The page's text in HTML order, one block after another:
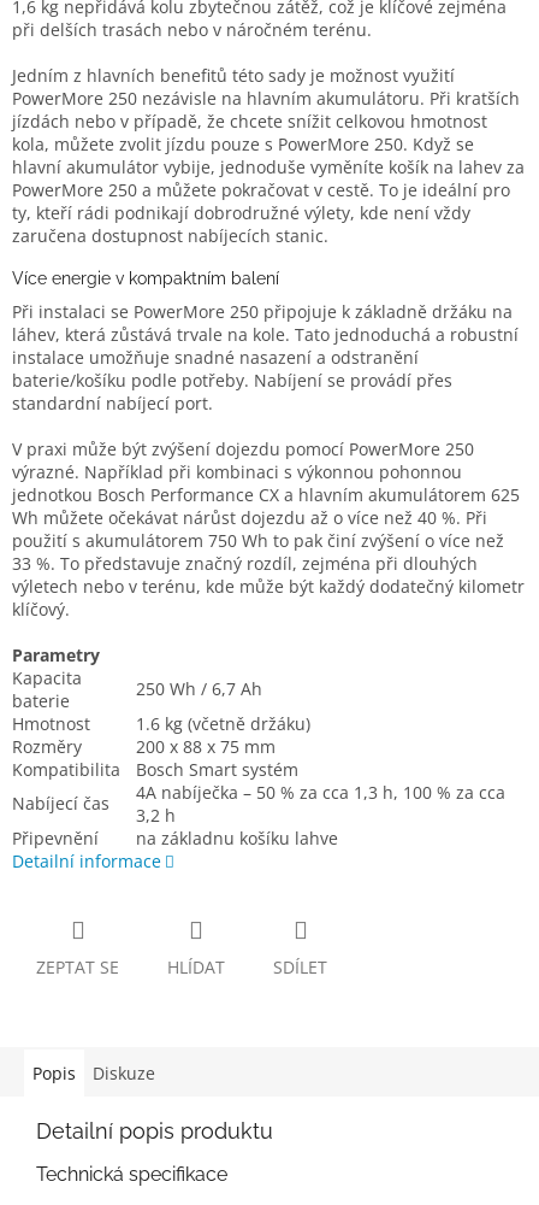
1,6 kg nepřidává kolu zbytečnou zátěž, což je klíčové zejména
při delších trasách nebo v náročném terénu.
Jedním z hlavních benefitů této sady je možnost využití
PowerMore 250 nezávisle na hlavním akumulátoru. Při kratších
jízdách nebo v případě, že chcete snížit celkovou hmotnost
kola, můžete zvolit jízdu pouze s PowerMore 250. Když se
hlavní akumulátor vybije, jednoduše vyměníte košík na lahev za
PowerMore 250 a můžete pokračovat v cestě. To je ideální pro
ty, kteří rádi podnikají dobrodružné výlety, kde není vždy
zaručena dostupnost nabíjecích stanic.
Více energie v kompaktním balení
Při instalaci se PowerMore 250 připojuje k základně držáku na
láhev, která zůstává trvale na kole. Tato jednoduchá a robustní
instalace umožňuje snadné nasazení a odstranění
baterie/košíku podle potřeby. Nabíjení se provádí přes
standardní nabíjecí port.
V praxi může být zvýšení dojezdu pomocí PowerMore 250
výrazné. Například při kombinaci s výkonnou pohonnou
jednotkou Bosch Performance CX a hlavním akumulátorem 625
Wh můžete očekávat nárůst dojezdu až o více než 40 %. Při
použití s akumulátorem 750 Wh to pak činí zvýšení o více než
33 %. To představuje značný rozdíl, zejména při dlouhých
výletech nebo v terénu, kde může být každý dodatečný kilometr
klíčový.
Parametry
Kapacita
baterie
250 Wh / 6,7 Ah
Hmotnost
1.6 kg (včetně držáku)
Rozměry
200 x 88 x 75 mm
Kompatibilita
Bosch Smart systém
Nabíjecí čas
4A nabíječka – 50 % za cca 1,3 h, 100 % za cca
3,2 h
Připevnění
na základnu košíku lahve
Detailní informace
ZEPTAT SE HLÍDAT SDÍLET
Popis Diskuze
Detailní popis produktu
Technická specifikace